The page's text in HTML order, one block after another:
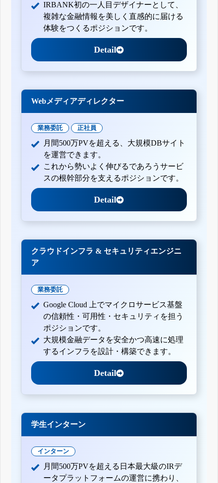
IRBANK初の一人目デザイナーとして、
複雑な金融情報を美しく直感的に届ける
体験をつくるポジションです。
Detail
Webメディアディレクター
業務委託 正社員
月間500万PVを超える、大規模DBサイト
を運営できます。
これから勢いよく伸びるであろうサービ
スの根幹部分を支えるポジションです。
Detail
クラウドインフラ & セキュリティエンジニ
ア
業務委託
Google Cloud 上でマイクロサービス基盤
の信頼性・可用性・セキュリティを担う
ポジションです。
大規模金融データを安全かつ高速に処理
するインフラを設計・構築できます。
Detail
学生インターン
インターン
月間500万PVを超える日本最大級のIRデ
ータプラットフォームの運営に携わり、